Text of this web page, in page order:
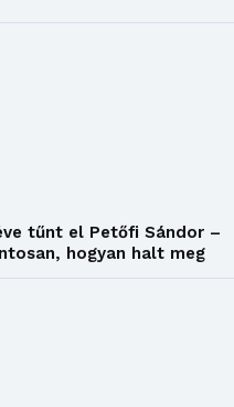
tűnt el Petőfi Sándor –
hogyan halt meg